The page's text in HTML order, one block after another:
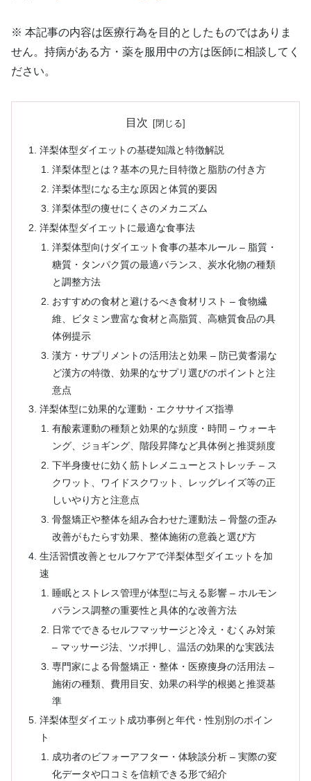
※ 本記事の内容は医療行為を目的としたものではありま
せん。持病がある方・薬を服用中の方は医師に相談してく
ださい。
目次
洋梨体型ダイエットの基礎知識と特徴解説
洋梨体型とは？基本の見た目特徴と脂肪の付き方
洋梨体型になる主な原因と体質的要因
洋梨体型の痩せにくさのメカニズム
洋梨体型ダイエットに最適な食事法
洋梨体型向けダイエット食事の基本ルール – 脂質・
糖質・タンパク質の最適バランス、炭水化物の種類
と調整方法
おすすめの食材と避けるべき食材リスト – 食物繊
維、ビタミン豊富な食材と高脂質、高糖質食品の具
体例提示
漢方・サプリメントの活用法と効果 – 防已黄耆湯な
ど漢方の特徴、効果的なサプリ選びのポイントと注
意点
洋梨体型に効果的な運動・エクササイズ指導
有酸素運動の種類と効果的な頻度・時間 – ウォーキ
ング、ジョギング、階段昇降など具体例と推奨頻度
下半身痩せに効く筋トレメニューとストレッチ – ス
クワット、ワイドスクワット、レッグレイズ等の正
しいやり方と注意点
骨盤矯正や整体を組み合わせた運動法 – 骨盤の歪み
改善がもたらす効果、整体施術の意義と選び方
生活習慣改善とセルフケアで洋梨体型ダイエットを加
速
睡眠とストレス管理が体型に与える影響 – ホルモン
バランス調整の重要性と具体的な改善方法
日常でできるセルフマッサージと冷え・むくみ対策
– マッサージ法、ツボ押し、温活の効果的な実践法
専門家による骨盤矯正・整体・医療痩身の活用法 –
施術の種類、費用目安、効果の科学的根拠と推奨基
準
洋梨体型ダイエット成功事例と年代・性別別のポイン
ト
成功者のビフォーアフター・体験談分析 – 実際の変
化データや口コミを信頼できる形で紹介